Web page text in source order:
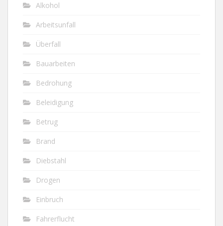
Alkohol
Arbeitsunfall
Überfall
Bauarbeiten
Bedrohung
Beleidigung
Betrug
Brand
Diebstahl
Drogen
Einbruch
Fahrerflucht